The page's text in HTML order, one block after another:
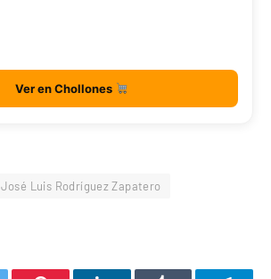
Ver en Chollones
José Luis Rodríguez Zapatero